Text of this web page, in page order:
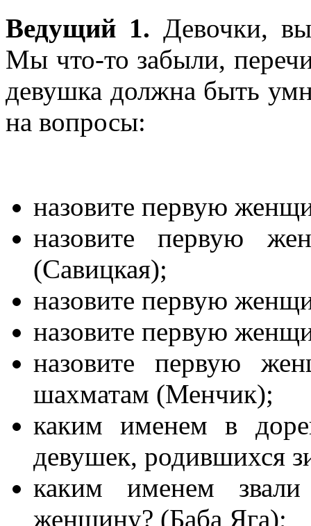
Ведущий 1. Девочки,
Мы что-то забыли,
девушка должна быть
на вопросы:
назовите первую
назовите первую
(Савицкая);
назовите первую
назовите первую
назовите первую
шахматам (Менчик);
каким именем в
девушек, родившихся
каким именем
женщину? (Баба Яга);